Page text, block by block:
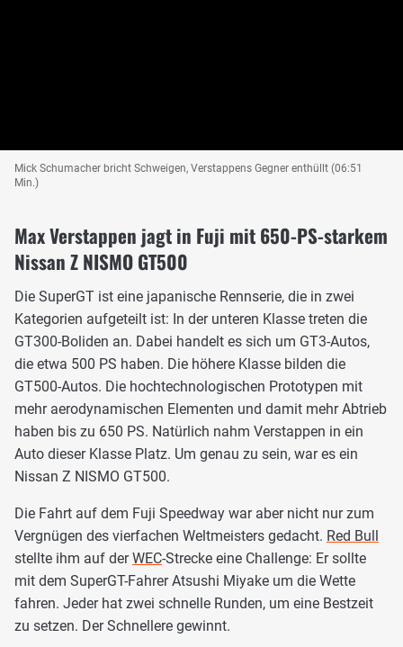
Mick Schumacher bricht Schweigen, Verstappens Gegner enthüllt (06:51
Min.)
Max Verstappen jagt in Fuji mit 650-PS-starkem
Nissan Z NISMO GT500
Die SuperGT ist eine japanische Rennserie, die in zwei
Kategorien aufgeteilt ist: In der unteren Klasse treten die
GT300-Boliden an. Dabei handelt es sich um GT3-Autos,
die etwa 500 PS haben. Die höhere Klasse bilden die
GT500-Autos. Die hochtechnologischen Prototypen mit
mehr aerodynamischen Elementen und damit mehr Abtrieb
haben bis zu 650 PS. Natürlich nahm Verstappen in ein
Auto dieser Klasse Platz. Um genau zu sein, war es ein
Nissan Z NISMO GT500.
Die Fahrt auf dem Fuji Speedway war aber nicht nur zum
Vergnügen des vierfachen Weltmeisters gedacht. Red Bull
stellte ihm auf derWEC-Strecke eine Challenge: Er sollte
mit dem SuperGT-Fahrer Atsushi Miyake um die Wette
fahren. Jeder hat zwei schnelle Runden, um eine Bestzeit
zu setzen. Der Schnellere gewinnt.